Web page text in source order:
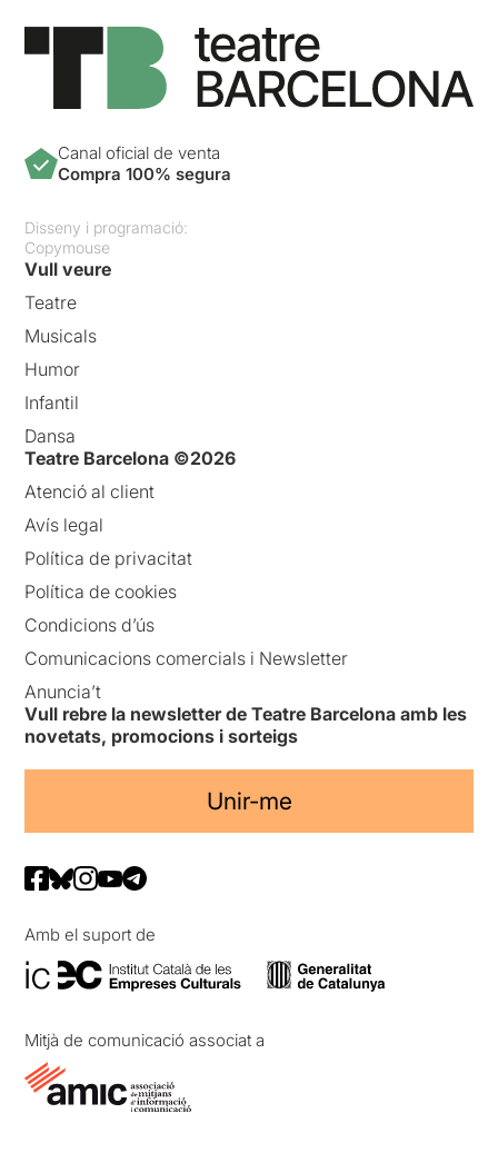
Canal oficial de venta
Compra 100% segura
Disseny i programació:
Copymouse
Vull veure
Teatre
Musicals
Humor
Infantil
Dansa
Teatre Barcelona ©2026
Atenció al client
Avís legal
Política de privacitat
Política de cookies
Condicions d’ús
Comunicacions comercials i Newsletter
Anuncia’t
Vull rebre la newsletter de Teatre Barcelona amb les
novetats, promocions i sorteigs
Unir-me
Amb el suport de
Mitjà de comunicació associat a